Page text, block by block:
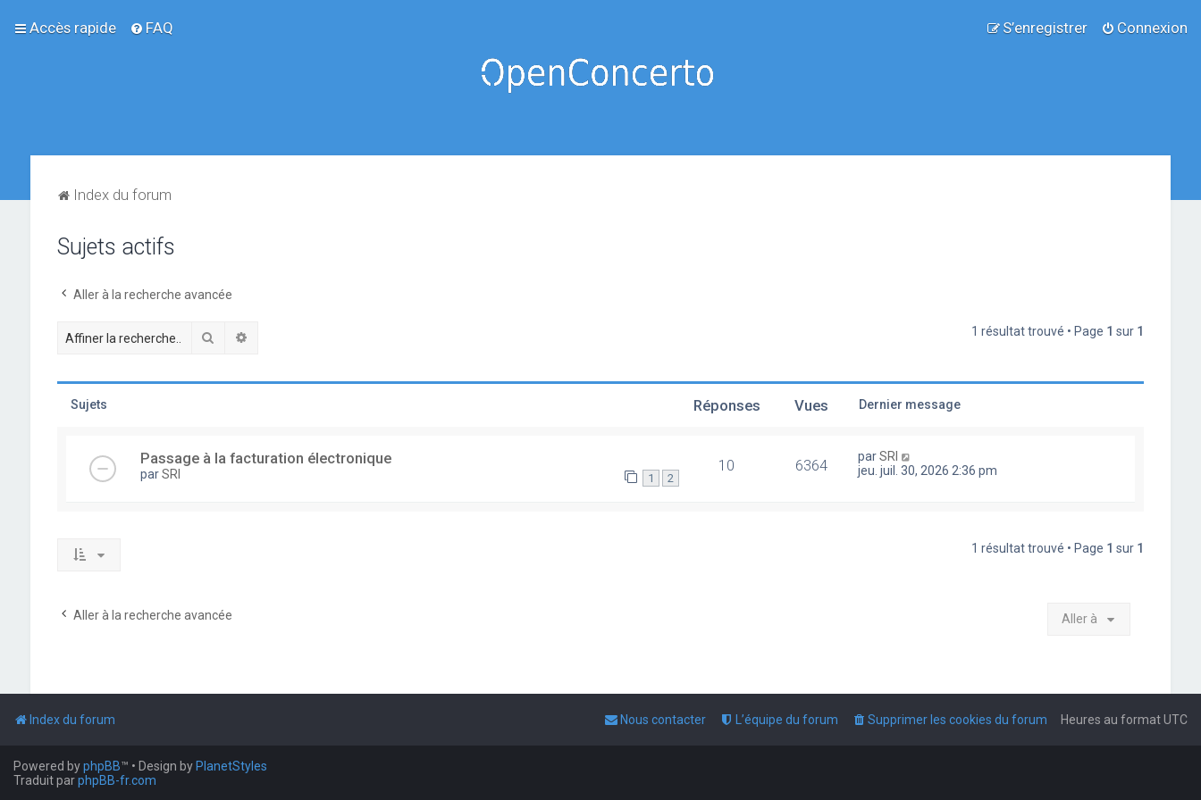
Accès rapide FAQ Connexion
S’enregistrer
Index du forum
Sujets actifs
Aller à la recherche avancée
Rechercher 1 résultat trouvé • Page 1 sur 1
Sujets Réponses Vues Dernier message
Passage à la facturation électronique
parSRI 1 2
10 6364 parSRI
jeu. juil. 30, 2026 2:36 pm
1 résultat trouvé • Page 1 sur 1
Aller à la recherche avancée Aller à
Index du forum Heures au formatUTC
Supprimer les cookies du forum
L’équipe du forum
Nous contacter
Powered byphpBB™ • Design by PlanetStyles
Traduit parphpBB-fr.com